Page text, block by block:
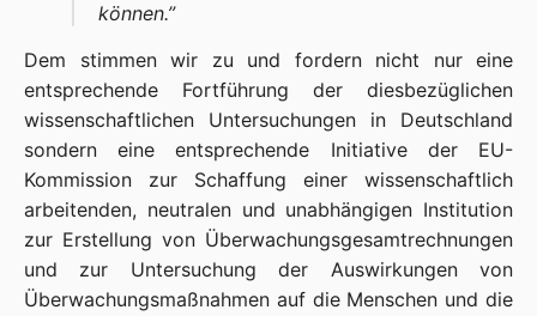
können.”
Dem stimmen wir zu und fordern nicht nur eine
entsprechende Fortführung der diesbezüglichen
wissenschaftlichen Untersuchungen in Deutschland
sondern eine entsprechende Initiative der EU-
Kommission zur Schaffung einer wissenschaftlich
arbeitenden, neutralen und unabhängigen Institution
zur Erstellung von Überwachungsgesamtrechnungen
und zur Untersuchung der Auswirkungen von
Überwachungsmaßnahmen auf die Menschen und die